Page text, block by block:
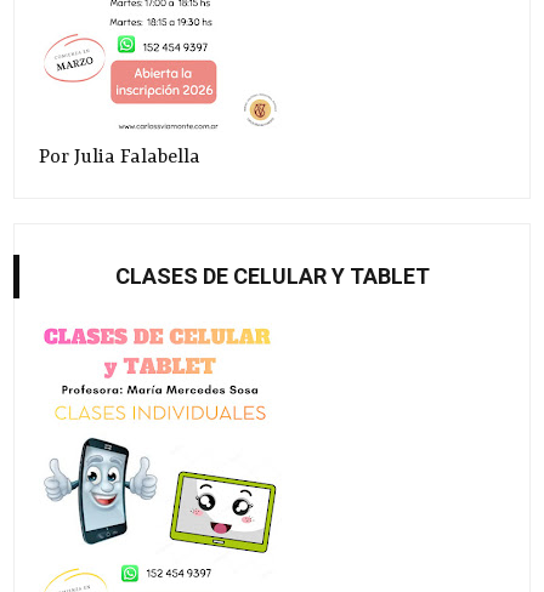
Por Julia Falabella
CLASES DE CELULAR Y TABLET